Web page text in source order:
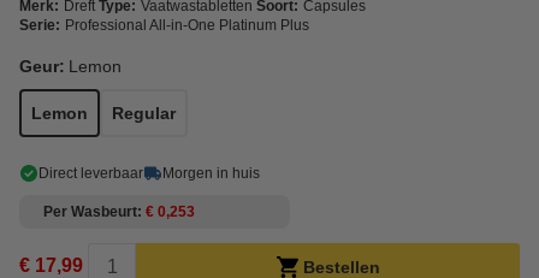
Merk: Dreft Type: Vaatwastabletten Soort: Capsules
Serie: Professional All-in-One Platinum Plus
Geur: Lemon
Lemon Regular
Direct leverbaar Morgen in huis
Per Wasbeurt € 0,253
€ 17,99 Bestellen